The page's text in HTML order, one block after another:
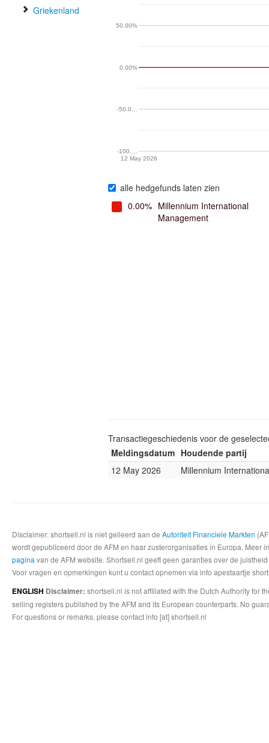
Griekenland
12 May 2026
-100.…
-50.0…
0.00%
50.00%
alle hedgefunds laten zien
0.00% Millennium International
Management
Transactiegeschiedenis voor de
Meldingsdatum Houdende partij
12 May 2026
Millennium
Disclaimer: shortsell.nl is niet gelieerd aan de Autoriteit Financiele Markten
wordt gepubliceerd door de AFM en haar zusterorganisaties in Europa.
pagina van de AFM website. Shortsell.nl geeft geen garanties over de
Voor vragen en opmerkingen kunt u contact opnemen via info apestaartje
ENGLISH Disclaimer: shortsell.nl is not affiliated with the Dutch Authority for
selling registers published by the AFM and its European counterparts. No
For questions or remarks, please contact info [at] shortsell.nl